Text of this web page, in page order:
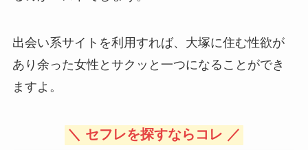
出会い系サイトを利用すれば、大塚に住む性欲が
あり余った女性とサクッと一つになることができ
ますよ。
＼ セフレを探すならコレ ／